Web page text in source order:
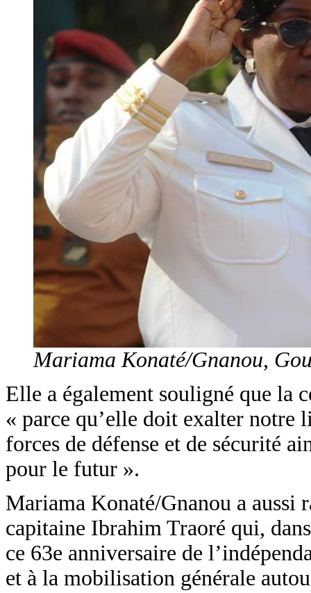
Mariama Konaté/Gnanou,
Elle a également souligné que la
« parce qu’elle doit exalter notre
forces de défense et de sécurité
pour le futur ».
Mariama Konaté/Gnanou a aussi
capitaine Ibrahim Traoré qui,
ce 63e anniversaire de
et à la mobilisation générale